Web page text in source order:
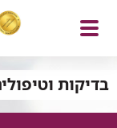
בדיקות